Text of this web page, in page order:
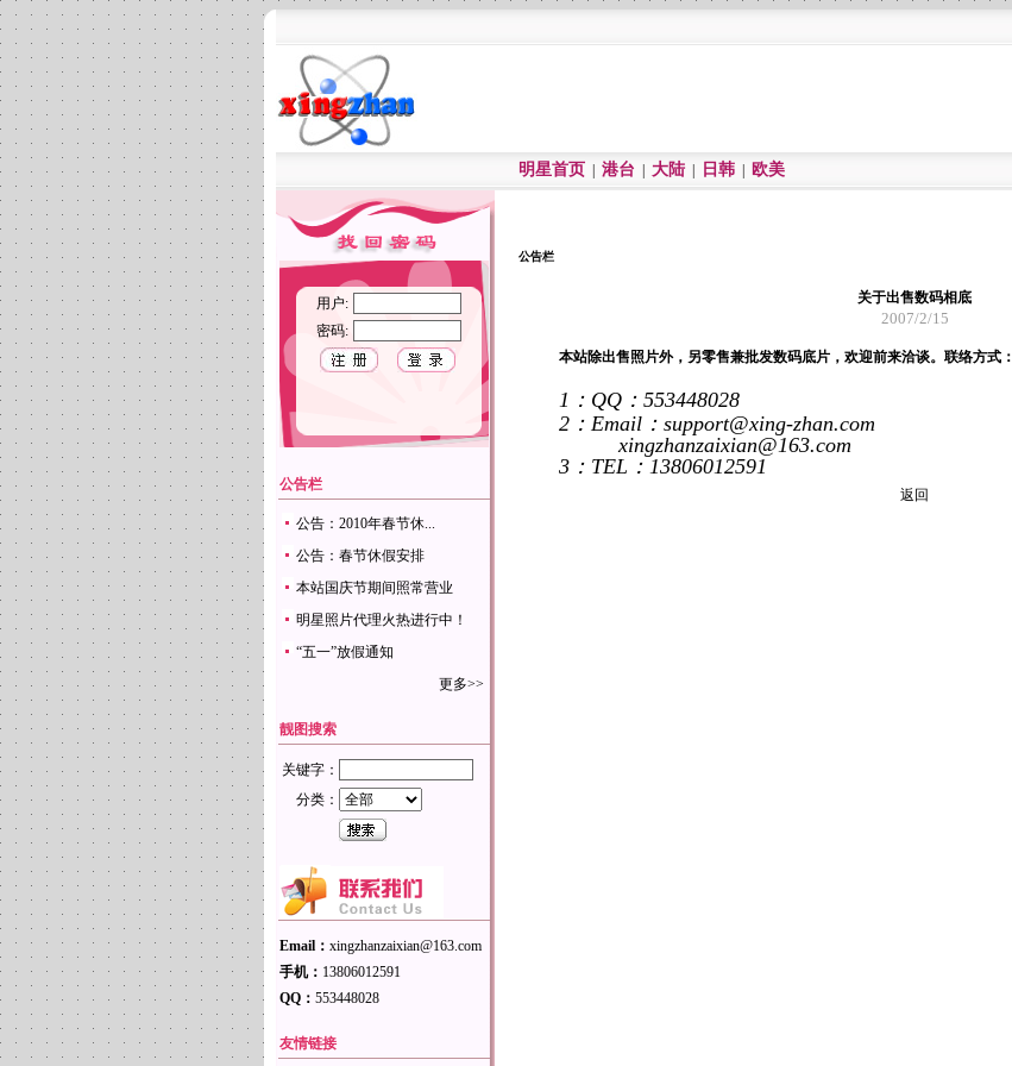
明星首页 港台 大陆 日韩 欧美
用户:
密码:
公告栏
公告：2010年春节休...
公告：春节休假安排
本站国庆节期间照常营业
明星照片代理火热进行中！
“五一”放假通知
更多>>
靓图搜索
关键字：
分类：
Email： xingzhanzaixian@163.com
手机： 13806012591
QQ： 553448028
友情链接
公告栏
关于出售数码相底
2007/2/15
本站除出售照片外，另零售兼批发数码底片，欢迎前来洽谈。联络方式：
1 ： QQ： 553448028
2： Email： support@xing-zhan.com
xingzhanzaixian@163.com
3： TEL ： 13806012591
返回